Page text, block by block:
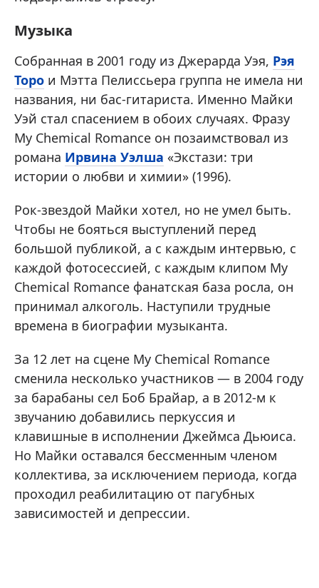
Музыка
Собранная в 2001 году из Джерарда Уэя, Рэя
Торо и Мэтта Пелиссьера группа не имела ни
названия, ни бас-гитариста. Именно Майки
Уэй стал спасением в обоих случаях. Фразу
My Chemical Romance он позаимствовал из
романа Ирвина Уэлша «Экстази: три
истории о любви и химии» (1996).
Рок-звездой Майки хотел, но не умел быть.
Чтобы не бояться выступлений перед
большой публикой, а с каждым интервью, с
каждой фотосессией, с каждым клипом My
Chemical Romance фанатская база росла, он
принимал алкоголь. Наступили трудные
времена в биографии музыканта.
За 12 лет на сцене My Chemical Romance
сменила несколько участников — в 2004 году
за барабаны сел Боб Брайар, а в 2012-м к
звучанию добавились перкуссия и
клавишные в исполнении Джеймса Дьюиса.
Но Майки оставался бессменным членом
коллектива, за исключением периода, когда
проходил реабилитацию от пагубных
зависимостей и депрессии.